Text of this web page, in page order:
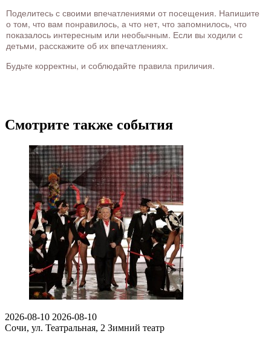
Поделитесь с своими впечатлениями от посещения. Напишите
о том, что вам понравилось, а что нет, что запомнилось, что
показалось интересным или необычным. Если вы ходили с
детьми, расскажите об их впечатлениях.
Будьте корректны, и соблюдайте правила приличия.
Смотрите также события
2026-08-10 2026-08-10
Сочи, ул. Театральная, 2 Зимний театр